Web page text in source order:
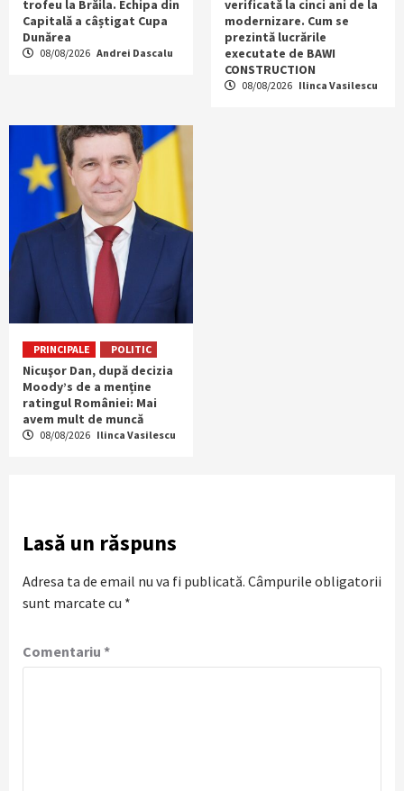
trofeu la Brăila. Echipa din
Capitală a câștigat Cupa
Dunărea
08/08/2026 Andrei Dascalu
verificată la cinci ani de la
modernizare. Cum se
prezintă lucrările
executate de BAWI
CONSTRUCTION
08/08/2026 Ilinca Vasilescu
PRINCIPALE POLITIC
Nicuşor Dan, după decizia
Moody’s de a menține
ratingul României: Mai
avem mult de muncă
08/08/2026 Ilinca Vasilescu
Lasă un răspuns
Adresa ta de email nu va fi publicată. Câmpurile obligatorii
sunt marcate cu *
Comentariu *